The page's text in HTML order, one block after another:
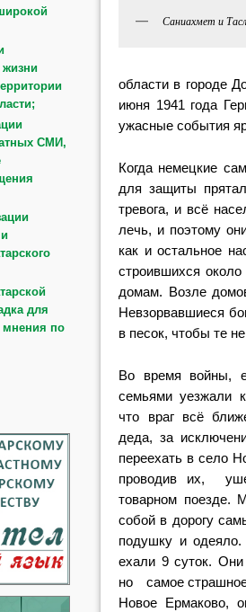
Саниахмет и
области в городе
июня 1941 года
ужасные события
Когда немецкие
для защиты
тревога, и всё
лечь, и поэтому
как и остальное
строившихся
домам. Возле
Невзорвавшиеся
в песок, чтобы те
Во время войны,
семьями уезжали
что враг всё
деда, за
переехать в село
проводив их,
товарном поезде.
собой в дорогу
подушку и
ехали 9 суток.
но самое
Новое Ермаково,
жизни
СМИ,
для
мнения по